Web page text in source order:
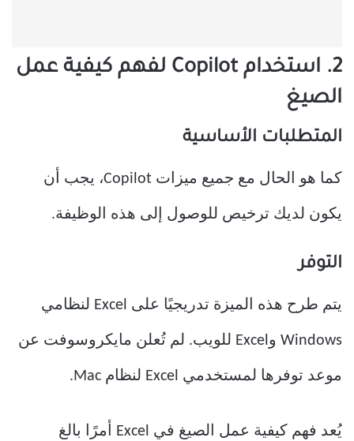
2. استخدام Copilot لفهم كيفية عمل
الصيغ
المتطلبات الأساسية
كما هو الحال مع جميع ميزات Copilot، يجب أن
يكون لديك ترخيص للوصول إلى هذه الوظيفة.
التوفر
يتم طرح هذه الميزة تدريجيًا على Excel لنظامي
Windows وExcel للويب. لم تُعلن مايكروسوفت عن
موعد توفرها لمستخدمي Excel لنظام Mac.
يُعد فهم كيفية عمل الصيغ في Excel أمرًا بالغ